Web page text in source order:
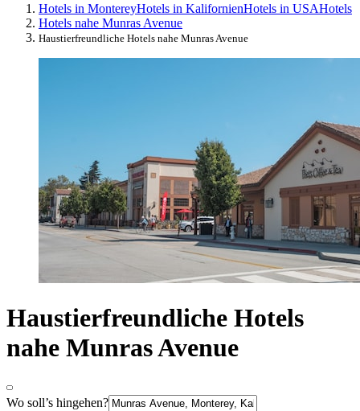
Hotels in MontereyHotels in KalifornienHotels in USAHotels
Hotels nahe Munras Avenue
Haustierfreundliche Hotels nahe Munras Avenue
Haustierfreundliche Hotels
nahe Munras Avenue
Wo soll’s hingehen?